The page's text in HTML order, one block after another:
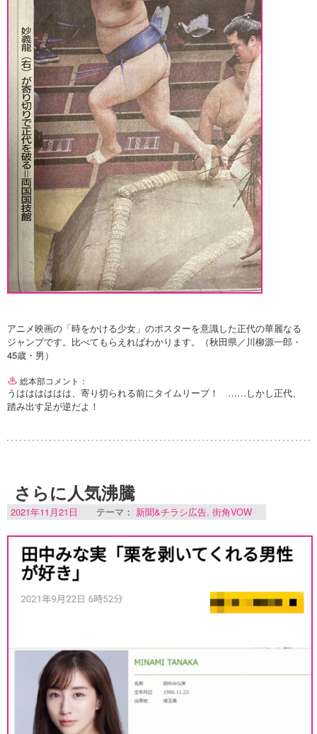
アニメ映画の「時をかける少女」のポスターを意識した正代の華麗なる
ジャンプです。比べてもらえればわかります。（秋田県／川柳源一郎・
45歳・男）
総本部コメント：
うはははははは、寄り切られる前にタイムリープ！ ……しかし正代、
踏み出す足が逆だよ！
さらに人気沸騰
2021年11月21日 テーマ： 新聞&チラシ広告, 街角VOW